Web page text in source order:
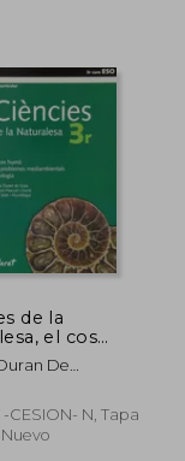
de la
el cos
problemas
I Carbonell
-CESION- N, Tapa